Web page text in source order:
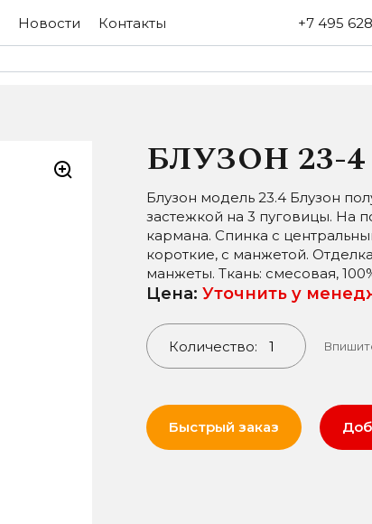
Новости Контакты +7 495
БЛУЗОН 23-4
Блузон модель 23.4 Блузон
застежкой на 3 пуговицы. На
кармана. Спинка с
короткие, с манжетой.
манжеты. Ткань: смесовая,
Цена: Уточнить у
Количество:
Быстрый заказ